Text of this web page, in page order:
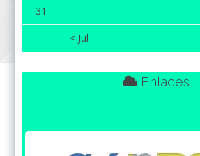
31
< Jul
Enlaces